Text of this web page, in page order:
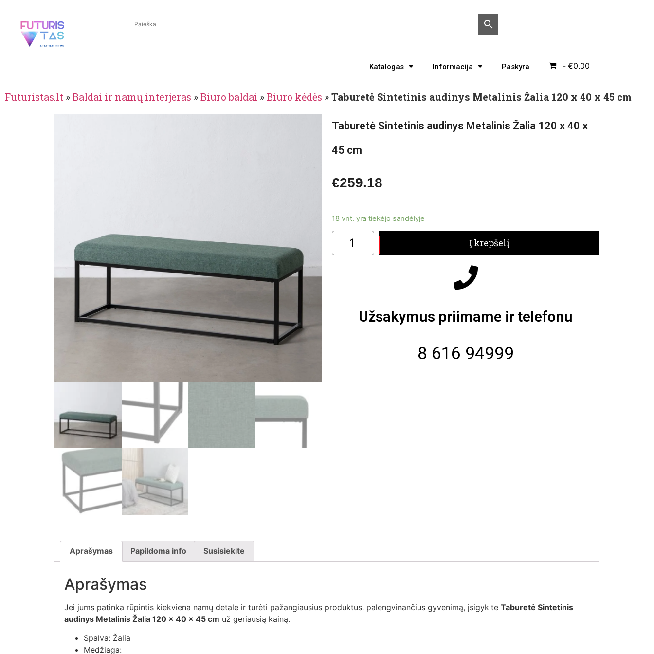
Katalogas Informacija Paskyra €0.00
Futuristas.lt »Baldai ir namų interjeras »Biuro baldai »Biuro kėdės »Taburetė Sintetinis audinys Metalinis Žalia 120 x 40 x 45 cm
Taburetė Sintetinis audinys Metalinis Žalia 120 x 40 x
45 cm
€259.18
18 vnt. yra tiekėjo sandėlyje
Į krepšelį
Užsakymus priimame ir telefonu
8 616 94999
Aprašymas Papildoma info Susisiekite
Aprašymas
Jei jums patinka rūpintis kiekviena namų detale ir turėti pažangiausius produktus, palengvinančius gyvenimą, įsigykite Taburetė Sintetinis
audinys Metalinis Žalia 120 x 40 x 45 cm už geriausią kainą.
Spalva: Žalia
Medžiaga: